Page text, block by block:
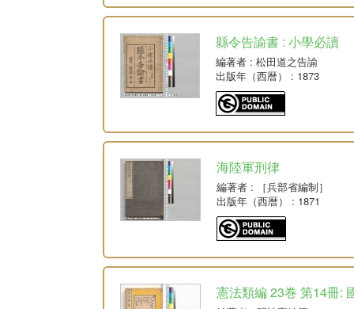
縣令告諭書 : 小學必讀
編著者 : 松田道之告諭
出版年（西暦）
: 1873
海陸軍刑律
編著者 : ［兵部省編制］
出版年（西暦）
: 1871
憲法類編 23巻 第14冊: